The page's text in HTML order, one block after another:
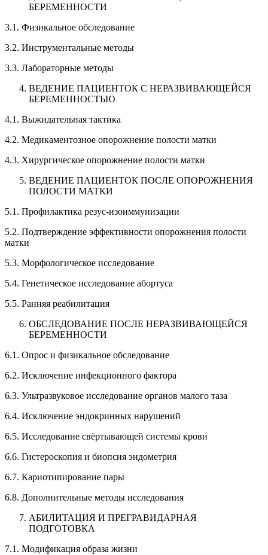
БЕРЕМЕННОСТИ
3.1. Физикальное обследование
3.2. Инструментальные методы
3.3. Лабораторные методы
ВЕДЕНИЕ ПАЦИЕНТОК С НЕРАЗВИВАЮЩЕЙСЯ
БЕРЕМЕННОСТЬЮ
4.1. Выжидательная тактика
4.2. Медикаментозное опорожнение полости матки
4.3. Хирургическое опорожнение полости матки
ВЕДЕНИЕ ПАЦИЕНТОК ПОСЛЕ ОПОРОЖНЕНИЯ
ПОЛОСТИ МАТКИ
5.1. Профилактика резус-изоиммунизации
5.2. Подтверждение эффективности опорожнения полости
матки
5.3. Морфологическое исследование
5.4. Генетическое исследование абортуса
5.5. Ранняя реабилитация
ОБСЛЕДОВАНИЕ ПОСЛЕ НЕРАЗВИВАЮЩЕЙСЯ
БЕРЕМЕННОСТИ
6.1. Опрос и физикальное обследование
6.2. Исключение инфекционного фактора
6.3. Ультразвуковое исследование органов малого таза
6.4. Исключение эндокринных нарушений
6.5. Исследование свёртывающей системы крови
6.6. Гистероскопия и биопсия эндометрия
6.7. Кариотипирование пары
6.8. Дополнительные методы исследования
АБИЛИТАЦИЯ И ПРЕГРАВИДАРНАЯ
ПОДГОТОВКА
7.1. Модификация образа жизни